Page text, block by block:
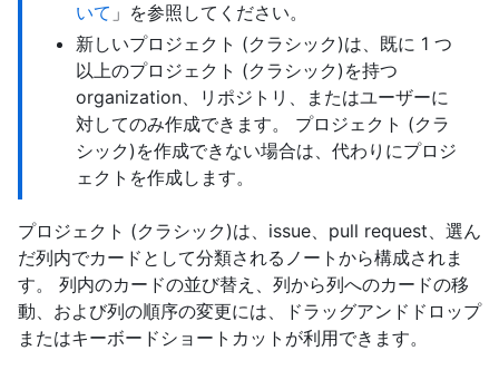
いて 」を参照してください。
新しいプロジェクト (クラシック)は、既に 1 つ
以上のプロジェクト (クラシック)を持つ
organization、リポジトリ、またはユーザーに
対してのみ作成できます。 プロジェクト (クラ
シック)を作成できない場合は、代わりにプロジ
ェクトを作成します。
プロジェクト (クラシック)は、issue、pull request、選ん
だ列内でカードとして分類されるノートから構成されま
す。 列内のカードの並び替え、列から列へのカードの移
動、および列の順序の変更には、ドラッグアンドドロップ
またはキーボードショートカットが利用できます。